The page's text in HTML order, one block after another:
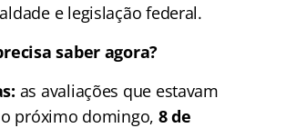
e legislação federal.
saber agora?
as avaliações que estavam
próximo domingo, 8 de